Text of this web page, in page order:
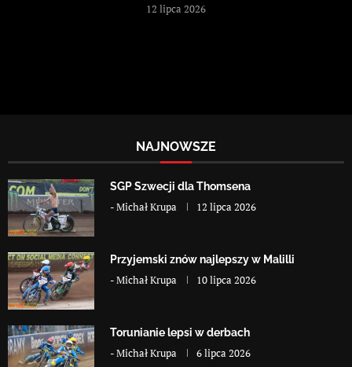
12 lipca 2026
NAJNOWSZE
SGP Szwecji dla Thomsena
-Michał Krupa 12 lipca 2026
Przyjemski znów najlepszy w Malilli
-Michał Krupa 10 lipca 2026
Torunianie lepsi w derbach
-Michał Krupa 6 lipca 2026